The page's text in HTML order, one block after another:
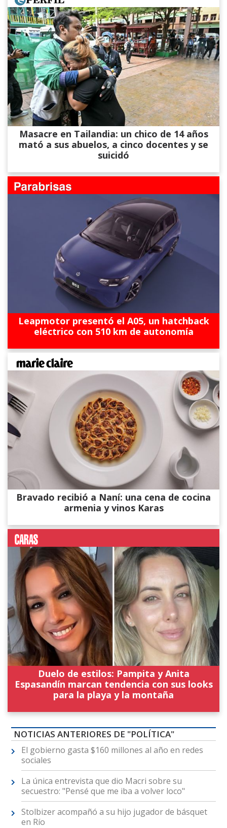
Masacre en Tailandia: un chico de 14 años
mató a sus abuelos, a cinco docentes y se
suicidó
Leapmotor presentó el A05, un hatchback
eléctrico con 510 km de autonomía
Bravado recibió a Naní: una cena de cocina
armenia y vinos Karas
Duelo de estilos: Pampita y Anita
Espasandín marcan tendencia con sus looks
para la playa y la montaña
NOTICIAS ANTERIORES DE "POLÍTICA"
El gobierno gasta $160 millones al año en redes
sociales
La única entrevista que dio Macri sobre su
secuestro: "Pensé que me iba a volver loco"
Stolbizer acompañó a su hijo jugador de básquet
en Río